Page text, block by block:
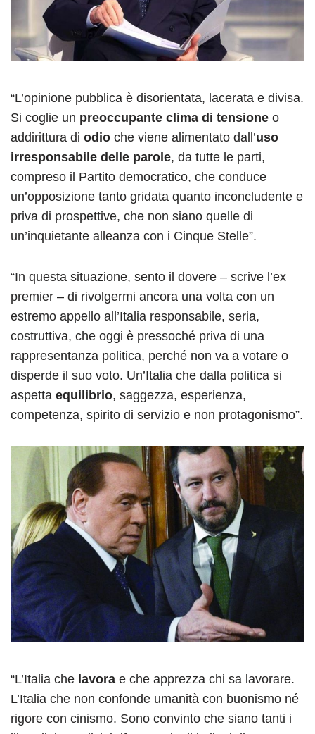
“L’opinione pubblica è disorientata, lacerata e divisa.
Si coglie un preoccupante clima di tensione o
addirittura di odio che viene alimentato dall’uso
irresponsabile delle parole, da tutte le parti,
compreso il Partito democratico, che conduce
un’opposizione tanto gridata quanto inconcludente e
priva di prospettive, che non siano quelle di
un’inquietante alleanza con i Cinque Stelle”.
“In questa situazione, sento il dovere – scrive l’ex
premier – di rivolgermi ancora una volta con un
estremo appello all’Italia responsabile, seria,
costruttiva, che oggi è pressoché priva di una
rappresentanza politica, perché non va a votare o
disperde il suo voto. Un’Italia che dalla politica si
aspetta equilibrio, saggezza, esperienza,
competenza, spirito di servizio e non protagonismo”.
“L’Italia che lavora e che apprezza chi sa lavorare.
L’Italia che non confonde umanità con buonismo né
rigore con cinismo. Sono convinto che siano tanti i